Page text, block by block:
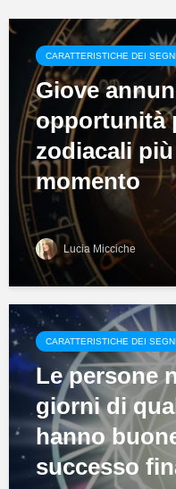
CARATTERISTICHE DEI SEGNI
Giove
opportunità
zodiacali
momento
Lucia Micciche
CARATTERISTICHE DEI SEGNI
Le persone
giorni di
hanno
successo